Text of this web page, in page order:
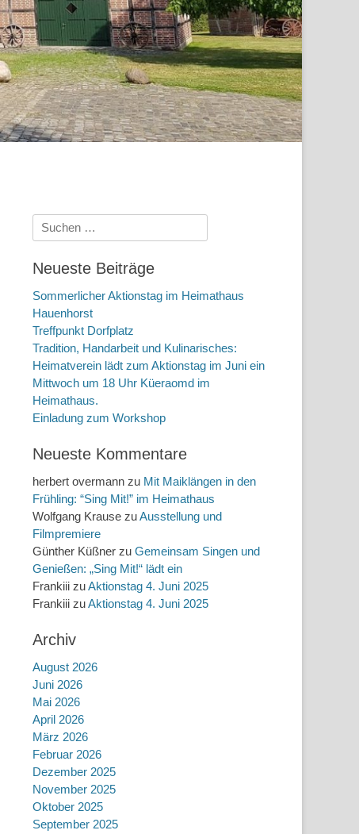
Suchen
nach:
Neueste Beiträge
Sommerlicher Aktionstag im Heimathaus
Hauenhorst
Treffpunkt Dorfplatz
Tradition, Handarbeit und Kulinarisches:
Heimatverein lädt zum Aktionstag im Juni ein
Mittwoch um 18 Uhr Küeraomd im
Heimathaus.
Einladung zum Workshop
Neueste Kommentare
herbert overmann zu Mit Maiklängen in den
Frühling: “Sing Mit!” im Heimathaus
Wolfgang Krause zuAusstellung und
Filmpremiere
Günther Küßner zu Gemeinsam Singen und
Genießen: „Sing Mit!“ lädt ein
Frankiii zuAktionstag 4. Juni 2025
Frankiii zuAktionstag 4. Juni 2025
Archiv
August 2026
Juni 2026
Mai 2026
April 2026
März 2026
Februar 2026
Dezember 2025
November 2025
Oktober 2025
September 2025